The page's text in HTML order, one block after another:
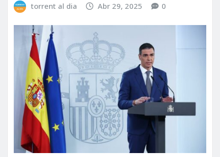
torrent al dia Abr 29, 2025 0